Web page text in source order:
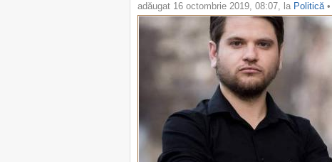
adăugat 16 octombrie 2019, 08:07, la Politică•